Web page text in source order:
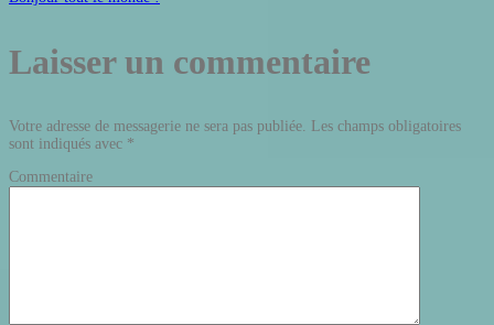
Laisser un commentaire
Votre adresse de messagerie ne sera pas publiée. Les champs obligatoires
sont indiqués avec *
Commentaire